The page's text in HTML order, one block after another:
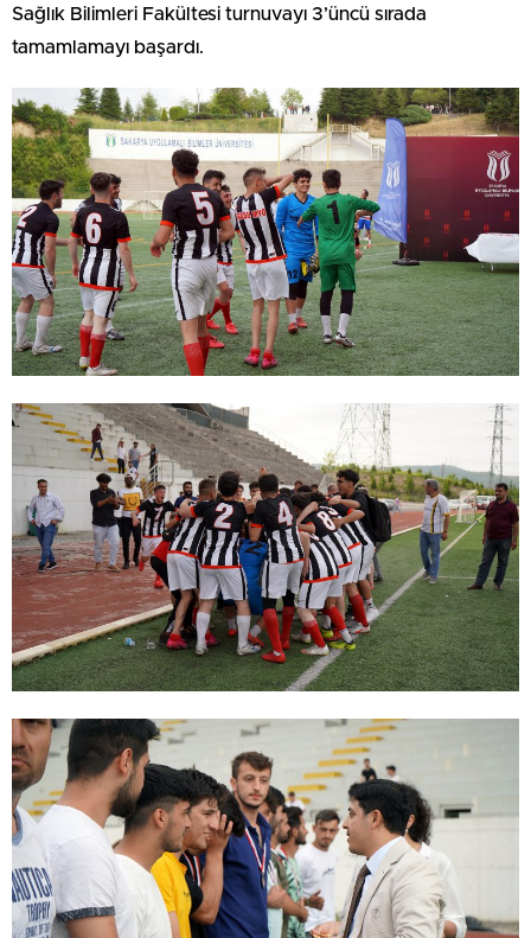
Sağlık Bilimleri Fakültesi turnuvayı 3’üncü sırada
tamamlamayı başardı.